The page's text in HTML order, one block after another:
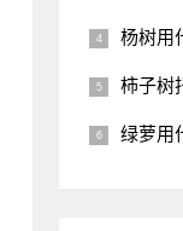
杨树用什
柿子树扦
绿萝用什